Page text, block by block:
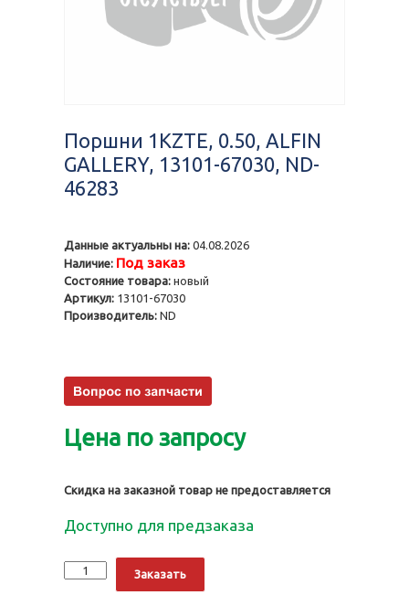
Поршни 1KZTE, 0.50, ALFIN
GALLERY, 13101-67030, ND-
46283
Данные актуальны на: 04.08.2026
Наличие: Под заказ
Состояние товара: новый
Артикул: 13101-67030
Производитель: ND
Цена по запросу
Скидка на заказной товар не предоставляется
Доступно для предзаказа
Количество
Поршни
Заказать